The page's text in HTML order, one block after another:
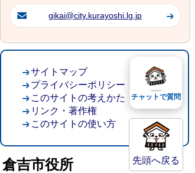
gikai@city.kurayoshi.lg.jp
先頭へ戻る
サイトマップ
プライバシーポリシー
このサイトの考えかた
リンク・著作権
このサイトの使い方
倉吉市役所
チャットで質問